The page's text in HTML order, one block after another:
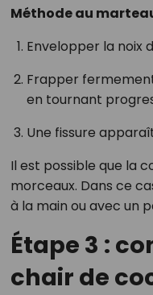
Méthode au
Envelopper la noix
Frapper
en tournant
Une fissure
Il est possible que la
morceaux. Dans ce
à la main ou avec un
Étape 3 :
chair de